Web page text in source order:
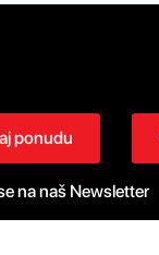
ponudu
na naš Newsletter